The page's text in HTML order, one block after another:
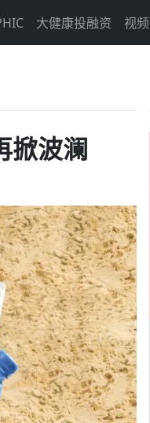
大健康投融资 视频
掀波澜